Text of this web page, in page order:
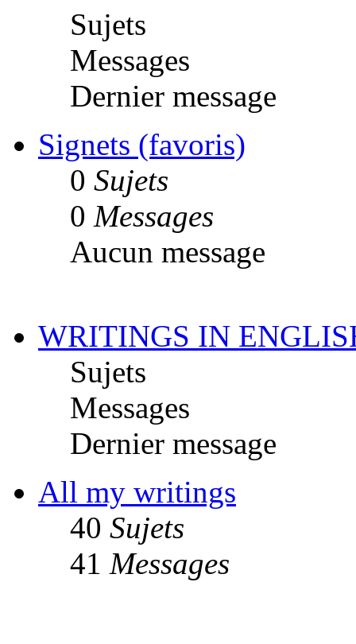
Sujets
Messages
Dernier message
Signets (favoris)
0 Sujets
0 Messages
Aucun message
WRITINGS IN
Sujets
Messages
Dernier message
All my writings
40 Sujets
41 Messages